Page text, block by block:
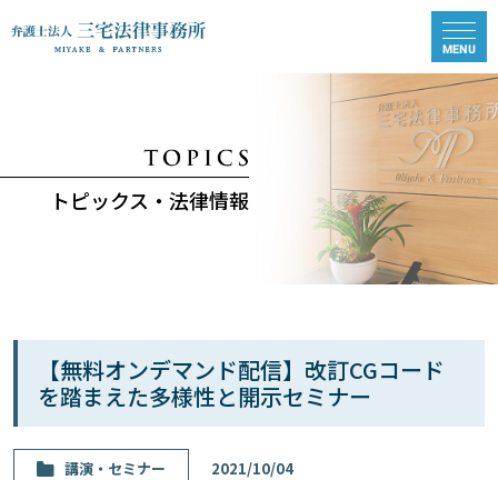
トピックス・法律情報
【無料オンデマンド配信】改訂CGコード
を踏まえた多様性と開示セミナー
講演・セミナー 2021/10/04